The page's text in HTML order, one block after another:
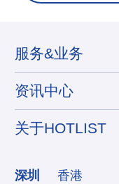
服务&业务
资讯中心
关于HOTLIST
深圳 香港